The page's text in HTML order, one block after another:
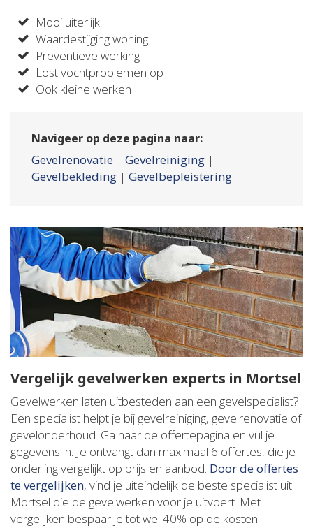
Mooi uiterlijk
Waardestijging woning
Preventieve werking
Lost vochtproblemen op
Ook kleine werken
Navigeer op deze pagina naar:
Gevelrenovatie | Gevelreiniging |
Gevelbekleding | Gevelbepleistering
Vergelijk gevelwerken experts in Mortsel
Gevelwerken laten uitbesteden aan een gevelspecialist?
Een specialist helpt je bij gevelreiniging, gevelrenovatie of
gevelonderhoud. Ga naar de offertepagina en vul je
gegevens in. Je ontvangt dan maximaal 6 offertes, die je
onderling vergelijkt op prijs en aanbod. Door de offertes
te vergelijken, vind je uiteindelijk de beste specialist uit
Mortsel die de gevelwerken voor je uitvoert. Met
vergelijken bespaar je tot wel 40% op de kosten.